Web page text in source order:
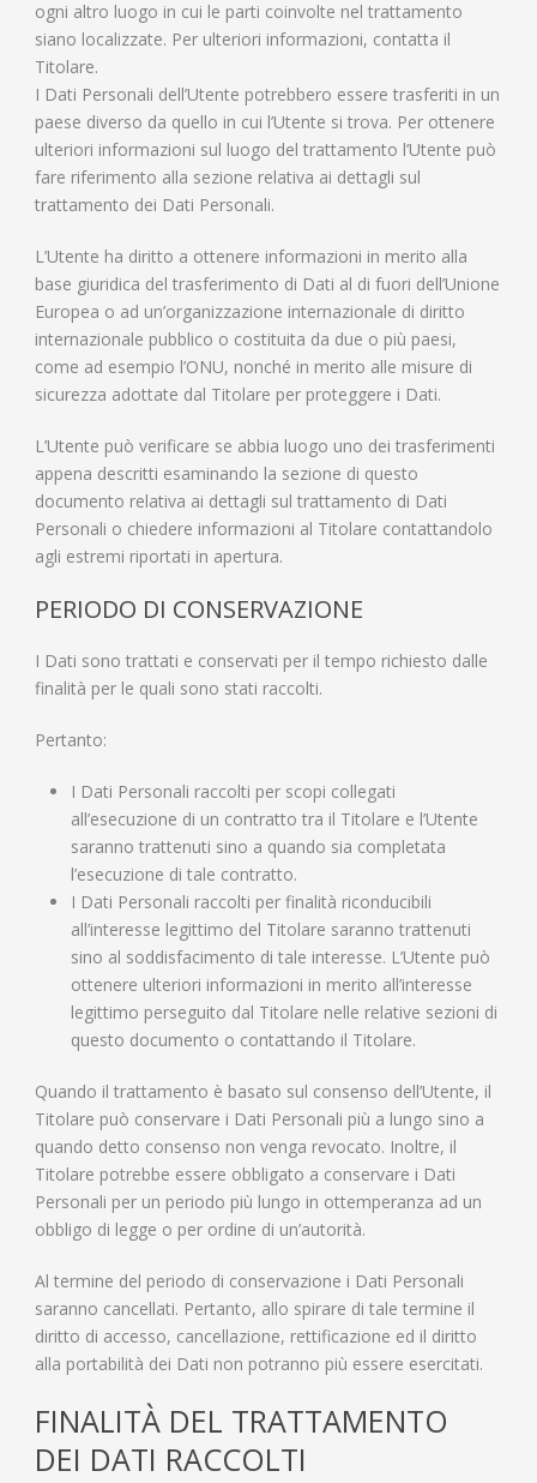
ogni altro luogo in cui le parti coinvolte nel trattamento
siano localizzate. Per ulteriori informazioni, contatta il
Titolare.
I Dati Personali dell’Utente potrebbero essere trasferiti in un
paese diverso da quello in cui l’Utente si trova. Per ottenere
ulteriori informazioni sul luogo del trattamento l’Utente può
fare riferimento alla sezione relativa ai dettagli sul
trattamento dei Dati Personali.
L’Utente ha diritto a ottenere informazioni in merito alla
base giuridica del trasferimento di Dati al di fuori dell’Unione
Europea o ad un’organizzazione internazionale di diritto
internazionale pubblico o costituita da due o più paesi,
come ad esempio l’ONU, nonché in merito alle misure di
sicurezza adottate dal Titolare per proteggere i Dati.
L’Utente può verificare se abbia luogo uno dei trasferimenti
appena descritti esaminando la sezione di questo
documento relativa ai dettagli sul trattamento di Dati
Personali o chiedere informazioni al Titolare contattandolo
agli estremi riportati in apertura.
PERIODO DI CONSERVAZIONE
I Dati sono trattati e conservati per il tempo richiesto dalle
finalità per le quali sono stati raccolti.
Pertanto:
I Dati Personali raccolti per scopi collegati
all’esecuzione di un contratto tra il Titolare e l’Utente
saranno trattenuti sino a quando sia completata
l’esecuzione di tale contratto.
I Dati Personali raccolti per finalità riconducibili
all’interesse legittimo del Titolare saranno trattenuti
sino al soddisfacimento di tale interesse. L’Utente può
ottenere ulteriori informazioni in merito all’interesse
legittimo perseguito dal Titolare nelle relative sezioni di
questo documento o contattando il Titolare.
Quando il trattamento è basato sul consenso dell’Utente, il
Titolare può conservare i Dati Personali più a lungo sino a
quando detto consenso non venga revocato. Inoltre, il
Titolare potrebbe essere obbligato a conservare i Dati
Personali per un periodo più lungo in ottemperanza ad un
obbligo di legge o per ordine di un’autorità.
Al termine del periodo di conservazione i Dati Personali
saranno cancellati. Pertanto, allo spirare di tale termine il
diritto di accesso, cancellazione, rettificazione ed il diritto
alla portabilità dei Dati non potranno più essere esercitati.
FINALITÀ DEL TRATTAMENTO
DEI DATI RACCOLTI